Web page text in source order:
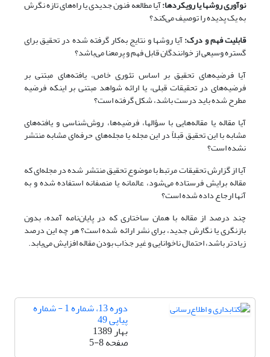
نوآوری روشها یا رویکردها:آیا مطالعه فنون جدیدی یا راه‌های تازه نگرش
به یک پدیده را توصیف می‌کند؟
قابلیت فهم و درک:آیا روشها و نتایج به‌کار گرفته شده در تحقیق برای
گستره وسیعی از خوانندگان قابل فهم و پرمعنا می‌باشد؟
آیا فرضیه‌های تحقیق بر اساس تئوری خاص، یافته‌های مبتنی بر
فرضیه‌های در تحقیقات قبلی، یا ارائه شواهد مبتنی بر اینکه فرضیه
مطرح شده باید درست باشد، شکل گرفته است؟
آیا مقاله یا مقاله‌هایی با سؤالها، فرضیه‌ها، روش‌شناسی و یافته‌های
مشابه با این تحقیق قبلاً در این مجله یا مجله‌های حرفه‌ای مشابه منتشر
نشده است؟
آیا از گزارش تحقیقات مرتبط با موضوع تحقیق منتشر شده در مجله‌ای که
مقاله برایش فرستاده می‌شود، عالمانه یا منصفانه استفاده شده و به
آنها ارجاع داده شده است؟
چند درصد از مقاله با همان ساختاری که در پایان‌نامه آمده، بدون
بازنگری یا نگارش جدید، برای نشر ارائه شده است؟ هر چه این درصد
زیادتر باشد، احتمال ناخوانایی و غیر جذاب بودن مقاله افزایش می‌یابد.
دوره 13، شماره 1 - شماره
پیاپی 49
بهار 1389
صفحه5-8